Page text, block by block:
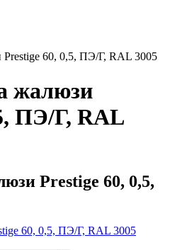
Prestige 60, 0,5, ПЭ/Г, RAL 3005
жалюзи
ПЭ/Г, RAL
Prestige 60, 0,5,